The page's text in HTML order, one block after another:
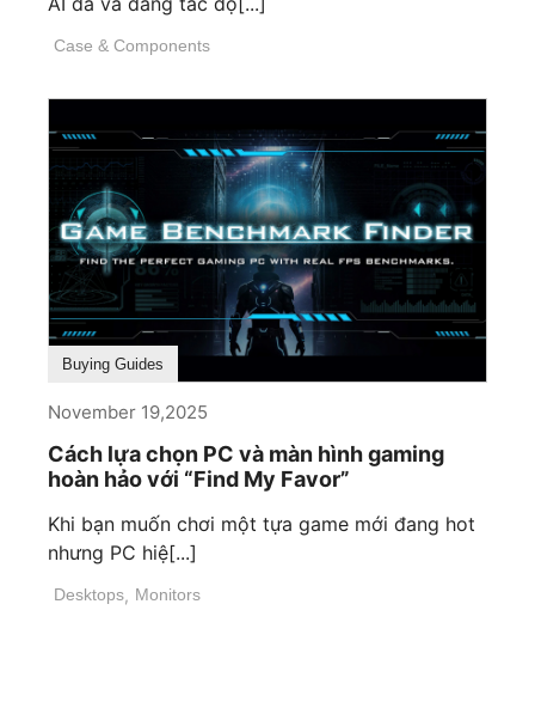
Case & Components
Buying Guides
November 19,2025
Cách lựa chọn PC và màn hình gaming
hoàn hảo với “Find My Favor”
Khi bạn muốn chơi một tựa game mới đang hot
nhưng PC hiệ[...]
Desktops, Monitors